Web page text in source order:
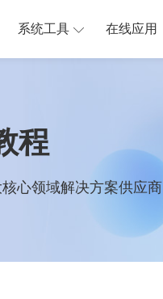
系统工具 在线应用
程
心领域解决方案供应商